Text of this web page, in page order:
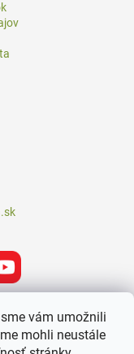
vám umožnili
mohli neustále